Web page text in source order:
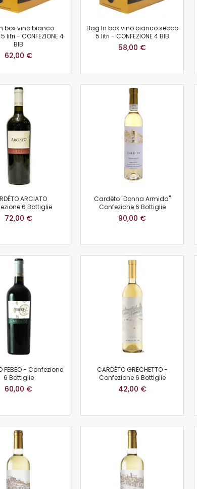
box vino bianco
litri - CONFEZIONE 4
BIB
62,00 €
Bag In box vino bianco secco
5 litri - CONFEZIONE 4 BIB
58,00 €
ARCIATO
6 Bottiglie
72,00 €
Cardèto "Donna Armida"
Confezione 6 Bottiglie
90,00 €
FEBEO - Confezione
6 Bottiglie
60,00 €
CARDÉTO GRECHETTO -
Confezione 6 Bottiglie
42,00 €